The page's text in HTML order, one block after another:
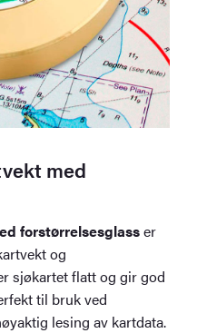
med
forstørrelsesglasser
og
sjøkartet flatt og gir god
til bruk ved
lesing av kartdata.